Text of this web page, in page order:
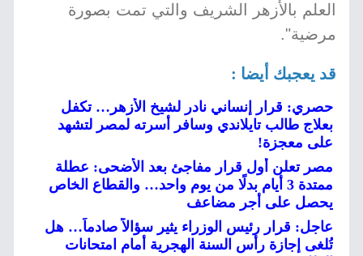
العلم بالأزهر الشريف والتي تمت بصورة
مرضية".
قد يعجبك أيضا :
حصري: قرار إنساني نادر لشيخ الأزهر… تكفل
بعلاج طالب تايلاندي وسافر أسرته لمصر لتشهد
على معجزة!
مصر تعلن أول قرار مفاجئ بعد الأضحى: عطلة
ممتدة 3 أيام بدلًا من يوم واحد… والقطاع الخاص
يحصل على أجر مضاعف
عاجل: قرار رئيس الوزراء يثير سؤالاً صادماً… هل
تُلغى إجازة رأس السنة الهجرية أمام امتحانات